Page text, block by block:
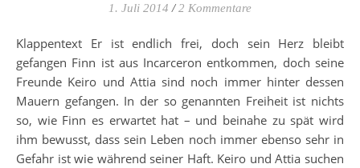
1. Juli 2014 / 2 Kommentare
Klappentext Er ist endlich frei, doch sein Herz bleibt
gefangen Finn ist aus Incarceron entkommen, doch seine
Freunde Keiro und Attia sind noch immer hinter dessen
Mauern gefangen. In der so genannten Freiheit ist nichts
so, wie Finn es erwartet hat – und beinahe zu spät wird
ihm bewusst, dass sein Leben noch immer ebenso sehr in
Gefahr ist wie während seiner Haft. Keiro und Attia suchen